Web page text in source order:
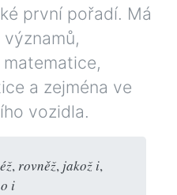
první pořadí. Má
a zejména ve
vozidla.
, rovněž, jakož i,
i